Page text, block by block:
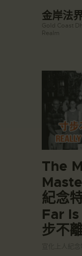
金岸法
Gold Coast
Realm
金岸活
講經說法
關於金岸
宣化上人
教育培德
聯繫我們
登录
The
紀念
Far
步不
☀️法宴：華嚴經入
🙏講者：上恆下
每周日，下午
09:30 -
👉Zoom
org.zoom.us/
👉Meeting ID 会
🔔
一、請以【全名+